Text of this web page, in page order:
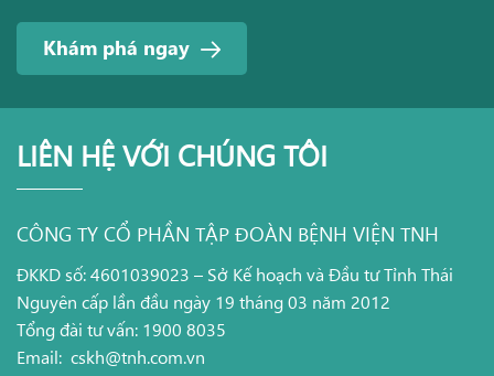
Khám phá ngay
LIÊN HỆ VỚI CHÚNG TÔI
CÔNG TY CỔ PHẦN TẬP ĐOÀN BỆNH VIỆN TNH
ĐKKD số: 4601039023 – Sở Kế hoạch và Đầu tư Tỉnh Thái
Nguyên cấp lần đầu ngày 19 tháng 03 năm 2012
Tổng đài tư vấn: 1900 8035
Email: cskh@tnh.com.vn